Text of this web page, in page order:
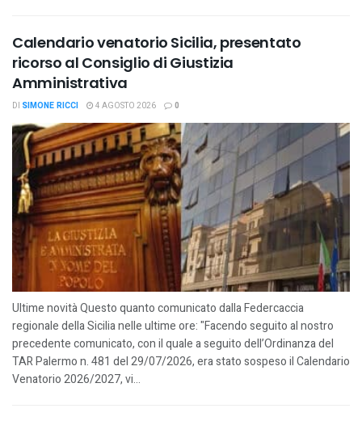
Calendario venatorio Sicilia, presentato
ricorso al Consiglio di Giustizia
Amministrativa
DI SIMONE RICCI 4 AGOSTO 2026 0
Ultime novità Questo quanto comunicato dalla Federcaccia
regionale della Sicilia nelle ultime ore: "Facendo seguito al nostro
precedente comunicato, con il quale a seguito dell’Ordinanza del
TAR Palermo n. 481 del 29/07/2026, era stato sospeso il Calendario
Venatorio 2026/2027, vi...